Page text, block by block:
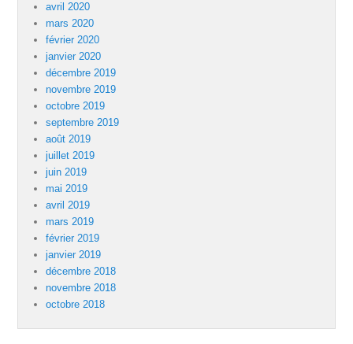
avril 2020
mars 2020
février 2020
janvier 2020
décembre 2019
novembre 2019
octobre 2019
septembre 2019
août 2019
juillet 2019
juin 2019
mai 2019
avril 2019
mars 2019
février 2019
janvier 2019
décembre 2018
novembre 2018
octobre 2018